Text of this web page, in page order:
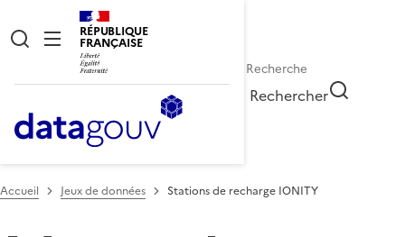
RÉPUBLIQUE
FRANÇAISE
Rechercher
Accueil Jeux de données Stations de recharge IONITY